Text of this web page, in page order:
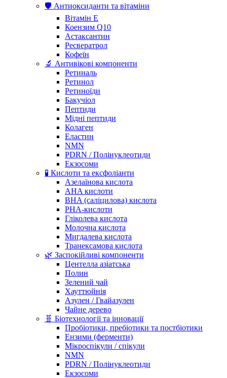
🛡️ Антиоксиданти та вітаміни
Вітамін Е
Коензим Q10
Астаксантин
Ресвератрол
Кофеїн
🔬 Антивікові компоненти
Ретиналь
Ретинол
Ретиноїди
Бакучіол
Пептиди
Мідні пептиди
Колаген
Еластин
NMN
PDRN / Полінуклеотиди
Екзосоми
🧪 Кислоти та ексфоліанти
Азелаїнова кислота
AHA кислоти
BHA (саліцилова) кислота
PHA-кислоти
Гліколева кислота
Молочна кислота
Мигдалева кислота
Транексамова кислота
🌿 Заспокійливі компоненти
Центелла азіатська
Полин
Зелений чай
Хауттюйнія
Азулен / Гвайазулен
Чайне дерево
🧬 Біотехнології та інновації
Пробіотики, пребіотики та постбіотики
Ензими (ферменти)
Мікроспікули / спікули
NMN
PDRN / Полінуклеотиди
Екзосоми